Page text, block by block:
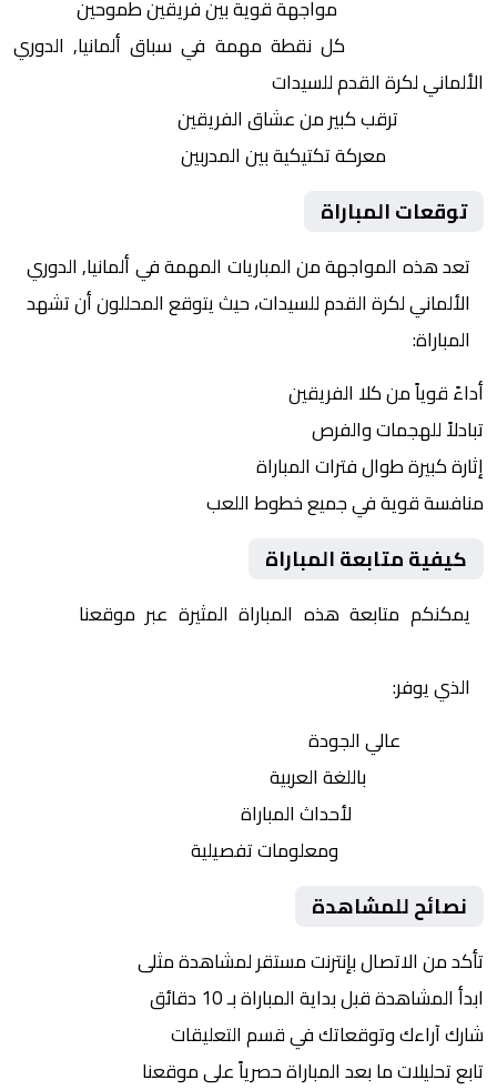
مواجهة قوية بين فريقين طموحين
كل نقطة مهمة في سباق ألمانيا, الدوري
الألماني لكرة القدم للسيدات
ترقب كبير من عشاق الفريقين
معركة تكتيكية بين المدربين
توقعات المباراة
تعد هذه المواجهة من المباريات المهمة في ألمانيا, الدوري
الألماني لكرة القدم للسيدات، حيث يتوقع المحللون أن تشهد
المباراة:
أداءً قوياً من كلا الفريقين
تبادلاً للهجمات والفرص
إثارة كبيرة طوال فترات المباراة
منافسة قوية في جميع خطوط اللعب
كيفية متابعة المباراة
يمكنكم متابعة هذه المباراة المثيرة عبر موقعنا
الذي يوفر:
عالي الجودة
باللغة العربية
لأحداث المباراة
ومعلومات تفصيلية
نصائح للمشاهدة
تأكد من الاتصال بإنترنت مستقر لمشاهدة مثلى
ابدأ المشاهدة قبل بداية المباراة بـ 10 دقائق
شارك آراءك وتوقعاتك في قسم التعليقات
تابع تحليلات ما بعد المباراة حصرياً على موقعنا